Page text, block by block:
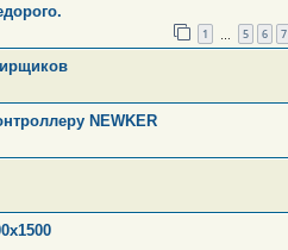
1 5 6 7
NEWKER